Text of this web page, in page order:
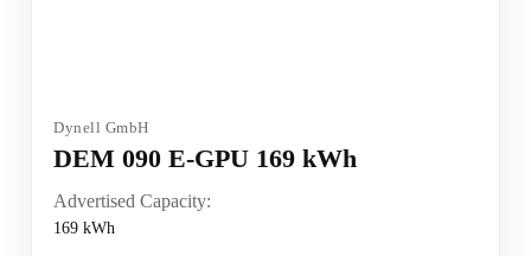
Dynell GmbH
DEM 090 E-GPU 169 kWh
Advertised Capacity:
169 kWh